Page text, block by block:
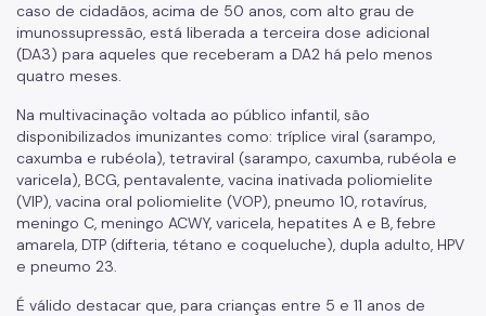
caso de cidadãos, acima de 50 anos, com alto grau de
imunossupressão, está liberada a terceira dose adicional
(DA3) para aqueles que receberam a DA2 há pelo menos
quatro meses.
Na multivacinação voltada ao público infantil, são
disponibilizados imunizantes como: tríplice viral (sarampo,
caxumba e rubéola), tetraviral (sarampo, caxumba, rubéola e
varicela), BCG, pentavalente, vacina inativada poliomielite
(VIP), vacina oral poliomielite (VOP), pneumo 10, rotavírus,
meningo C, meningo ACWY, varicela, hepatites A e B, febre
amarela, DTP (difteria, tétano e coqueluche), dupla adulto, HPV
e pneumo 23.
É válido destacar que, para crianças entre 5 e 11 anos de